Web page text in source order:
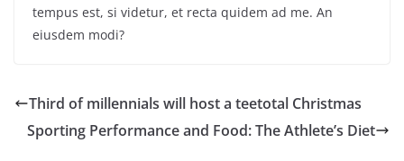
tempus est, si videtur, et recta quidem ad me. An
eiusdem modi?
Third of millennials will host a teetotal Christmas
Sporting Performance and Food: The Athlete’s Diet